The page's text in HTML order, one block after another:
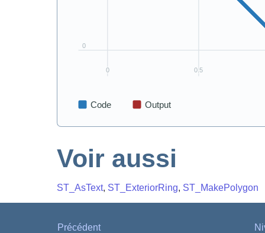
Voir aussi
ST_AsText, ST_ExteriorRing, ST_MakePolygon
Précédent